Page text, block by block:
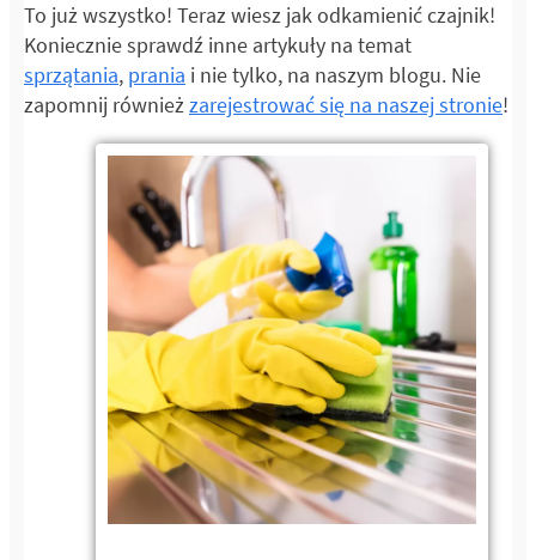
To już wszystko! Teraz wiesz jak odkamienić czajnik!
Koniecznie sprawdź inne artykuły na temat
sprzątania, prania i nie tylko, na naszym blogu. Nie
zapomnij równieżzarejestrować się na naszej stronie!